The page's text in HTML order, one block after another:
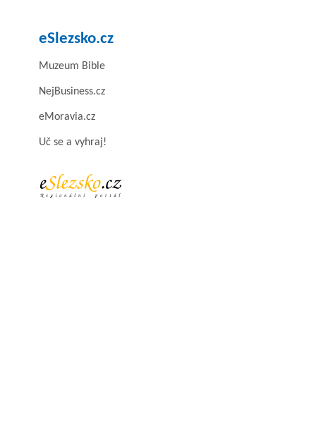
eSlezsko.cz
Muzeum Bible
NejBusiness.cz
eMoravia.cz
Uč se a vyhraj!